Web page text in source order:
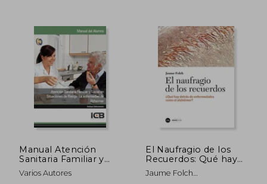
22,82 €
Manual Atención
Sanitaria Familiar y
Social en Situaciones
de Riesgo: La
Varios Autores
El Naufragio de los
Recuerdos: Qué hay
Detrás de
Enfermedades Como
Jaume Folch